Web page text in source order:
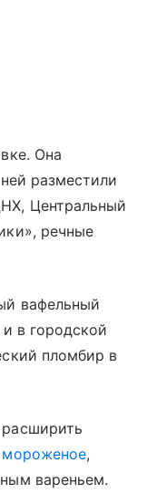
Она
разместили
Центральный
речные
вафельный
в городской
пломбир в
мороженое,
вареньем.